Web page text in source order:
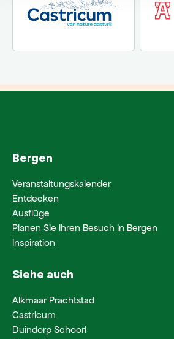
Bergen
Veranstaltungskalender
Entdecken
Ausflüge
Planen Sie Ihren Besuch in Bergen
Inspiration
Siehe auch
Alkmaar Prachtstad
Castricum
Duindorp Schoorl